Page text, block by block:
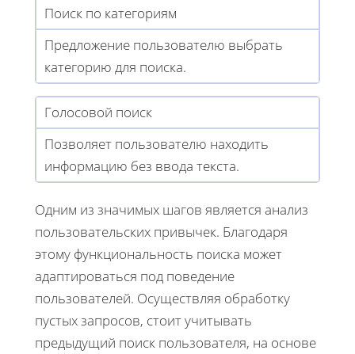
Поиск по категориям
Предложение пользователю выбрать
категорию для поиска.
Голосовой поиск
Позволяет пользователю находить
информацию без ввода текста.
Одним из значимых шагов является анализ
пользовательских привычек. Благодаря
этому функциональность поиска может
адаптироваться под поведение
пользователей. Осуществляя обработку
пустых запросов, стоит учитывать
предыдущий поиск пользователя, на основе